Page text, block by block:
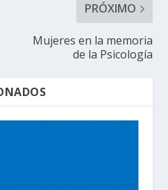
PRÓXIMO
Mujeres en la memoria
de la Psicología